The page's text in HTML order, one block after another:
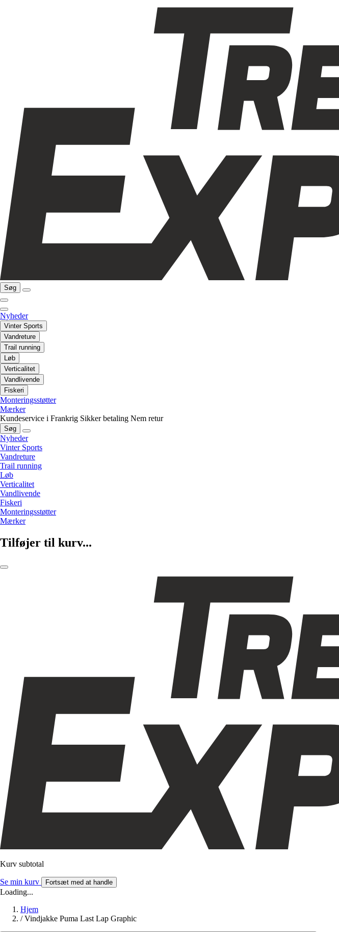
Søg
Nyheder
Vinter Sports
Vandreture
Trail running
Løb
Verticalitet
Vandlivende
Fiskeri
Monteringsstøtter
Mærker
Kundeservice i Frankrig Sikker betaling Nem retur
Søg
Nyheder
Vinter Sports
Vandreture
Trail running
Løb
Verticalitet
Vandlivende
Fiskeri
Monteringsstøtter
Mærker
Tilføjer til kurv...
Kurv subtotal
Se min kurv Fortsæt med at handle
Loading...
Hjem
/ Vindjakke Puma Last Lap Graphic